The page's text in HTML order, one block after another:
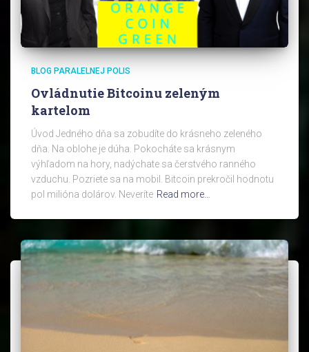
BLOG PARALELNEJ POLIS
Ovládnutie Bitcoinu zeleným
kartelom
Úvod Jedného dňa sa zobudíte do krásneho zeleného
dňa. Na oblohe je dúha. Pokocháte sa krásnym
výhľadom na hory, nadýchate sa čerstvého ranného
vzduchu. Pozriete sa na mobil. Bitcoin prekročil hodnotu
pol milióna dolárov. Neveríte Read more…